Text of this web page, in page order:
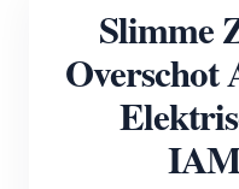
Driefasige Wi-
Driefasige Wi-
Driefasige Wi-
WiFi-
Slimme
Overschot